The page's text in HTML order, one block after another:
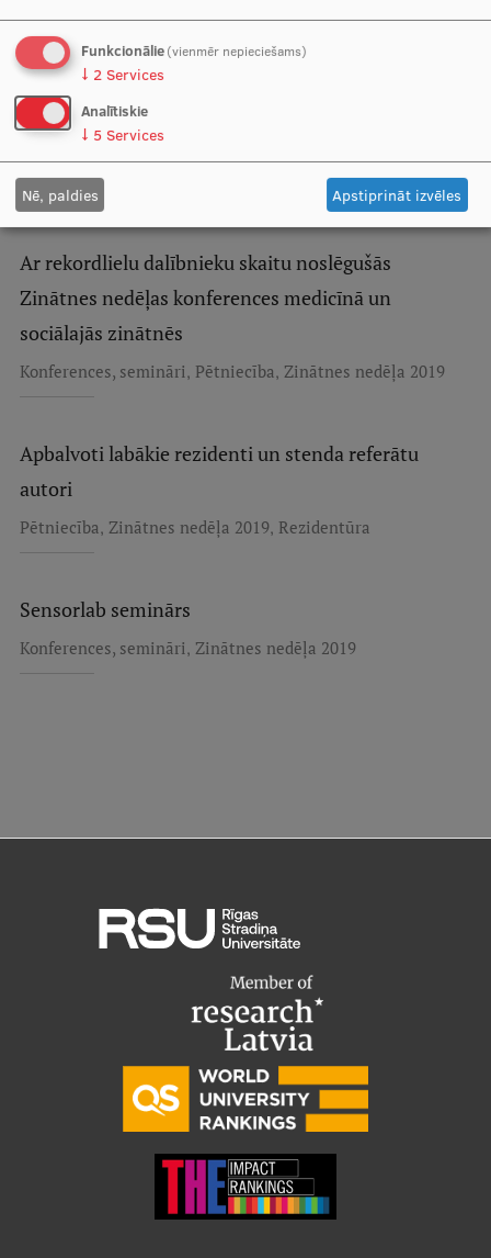
Studiju un vides pieejamība
Dati par 2025. gadu
Suvenīri un grāmatas
Mūžizglītība
Ētikas un līdztiesības mācības
Atvērtā universitāte
Sagatavošanas kursi
ESF kvalifikācijas celšanas kursi
Pētniecība
Pētniecības platformas
Doktorantūras skola
Pētniecības pakalpojumi
Zinātnieku brokastis
Vertikāli integrētie projekti
Zinātniskās konferences
Zinātnes nedēļa 2019,Medicīnas vēsture
RSU Zinātnes nedēļā Juridiskajā fakultātē aizvadītas
tiesu izspēles
Zinātnes nedēļa 2019
Ar rekordlielu dalībnieku skaitu noslēgušās
Zinātnes nedēļas konferences medicīnā un
sociālajās zinātnēs
Konferences, semināri, Pētniecība, Zinātnes nedēļa 2019
Apbalvoti labākie rezidenti un stenda referātu
autori
Pētniecība, Zinātnes nedēļa 2019, Rezidentūra
Sensorlab seminārs
Konferences, semināri, Zinātnes nedēļa 2019
Funkcionālie(vienmēr nepieciešams)
↓ 2 Services
Analītiskie
↓ 5 Services
Nē, paldies Apstiprināt izvēles